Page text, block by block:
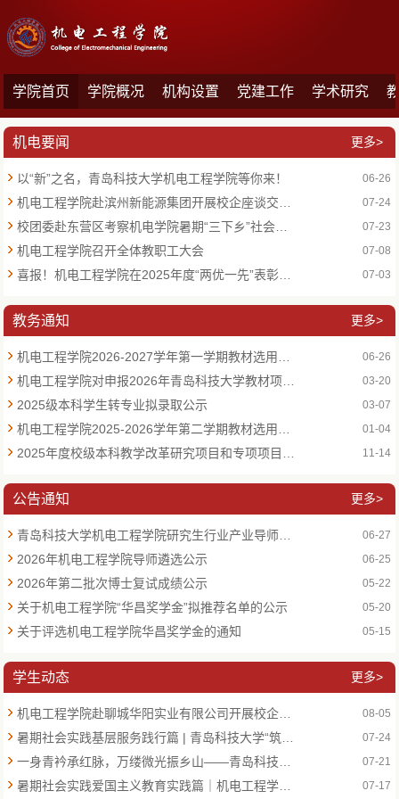
学院首页 学院概况 机构设置 党建工作 学术研究
机电要闻 更多>
以“新”之名，青岛科技大学机电工程学院等你来！ 06-26
07-24
校团委赴东营区考察机电学院暑期“三下乡”社会实践并看望志愿者 07-23
机电工程学院召开全体教职工大会 07-08
喜报！机电工程学院在2025年度“两优一先”表彰中荣获多项荣誉 07-03
教务通知 更多>
06-26
机电工程学院对申报2026年青岛科技大学教材项目培育建设教材编写人员政治审查公示 03-20
2025级本科学生转专业拟录取公示 03-07
01-04
11-14
公告通知 更多>
青岛科技大学机电工程学院研究生行业产业导师名单公示 06-27
2026年机电工程学院导师遴选公示 06-25
2026年第二批次博士复试成绩公示 05-22
关于机电工程学院“华昌奖学金”拟推荐名单的公示 05-20
关于评选机电工程学院华昌奖学金的通知 05-15
学生动态 更多>
机电工程学院赴聊城华阳实业有限公司开展校企座谈交流会 08-05
暑期社会实践基层服务践行篇 | 青岛科技大学“筑梦小天使”社会实践团赴青岛市特种设备检验研究院开展活动 07-24
07-21
暑期社会实践爱国主义教育实践篇｜机电工程学院“聚小能”志愿服务队赴临沂市开展红色文化研学 07-17